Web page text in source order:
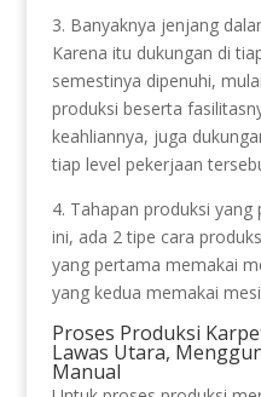
3. Banyaknya jenjang
Karena itu dukungan di
semestinya dipenuhi,
produksi beserta
keahliannya, juga
tiap level pekerjaan
4. Tahapan produksi
ini, ada 2 tipe cara
yang pertama memakai
yang kedua memakai
Proses Produksi
Lawas Utara,
Manual